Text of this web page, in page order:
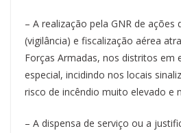
– A realização pela GNR de ações
(vigilância) e fiscalização aérea
Forças Armadas, nos distritos em
especial, incidindo nos locais
risco de incêndio muito elevado e
– A dispensa de serviço ou a